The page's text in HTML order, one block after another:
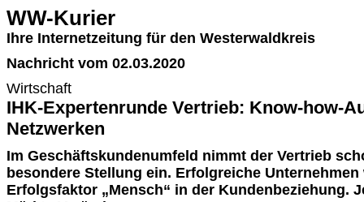
WW-Kurier
Ihre Internetzeitung für den Westerwaldkreis
Nachricht vom 02.03.2020
Wirtschaft
IHK-Expertenrunde Vertrieb: Know-how-
Netzwerken
Im Geschäftskundenumfeld nimmt der Vertrieb
besondere Stellung ein. Erfolgreiche
Erfolgsfaktor „Mensch“ in der Kundenbeziehung.